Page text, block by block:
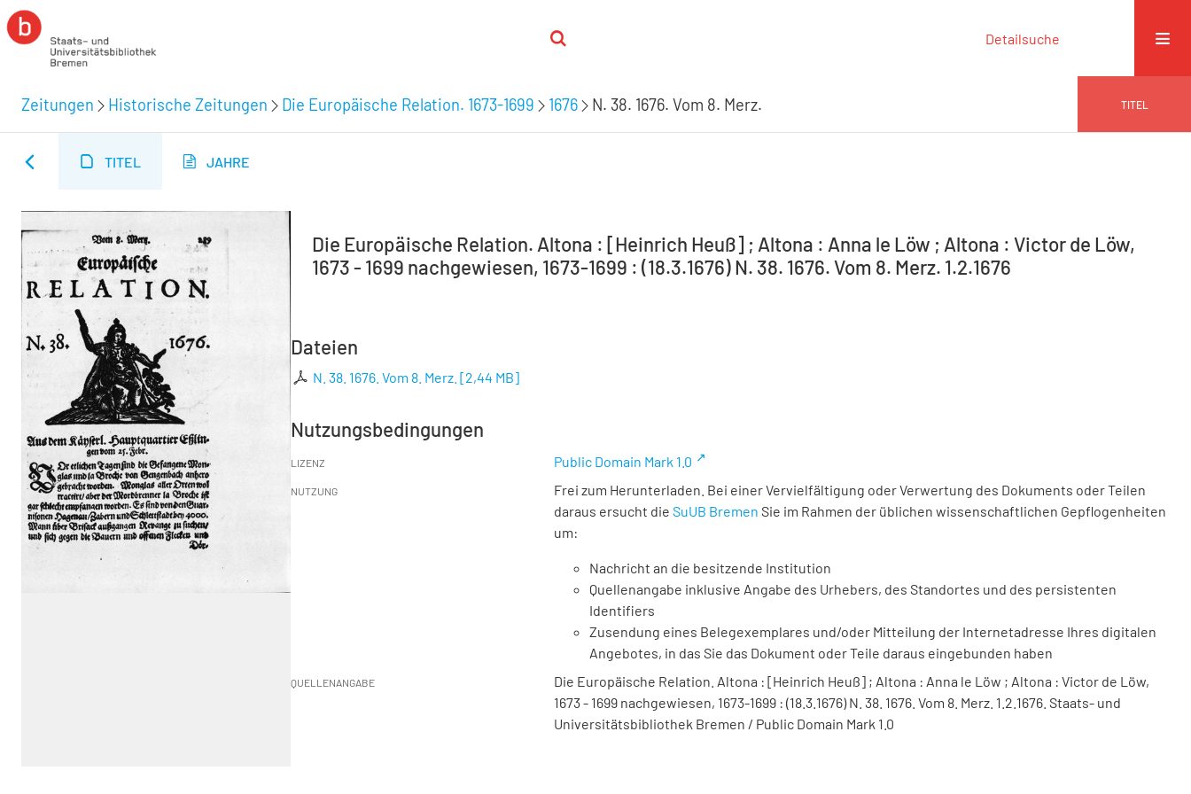
Detailsuche
Zeitungen Historische Zeitungen Die Europäische Relation. 1673-1699 1676 N. 38. 1676. Vom 8. Merz. TITEL
TITEL JAHRE
Die Europäische Relation. Altona : [Heinrich Heuß] ; Altona : Anna le Löw ; Altona : Victor de Löw,
1673 - 1699 nachgewiesen, 1673-1699 : (18.3.1676) N. 38. 1676. Vom 8. Merz. 1.2.1676
Dateien
N. 38. 1676. Vom 8. Merz. [2,44 MB]
Nutzungsbedingungen
LIZENZ Public Domain Mark 1.0
NUTZUNG
Frei zum Herunterladen. Bei einer Vervielfältigung oder Verwertung des Dokuments oder Teilen
daraus ersucht die SuUB Bremen Sie im Rahmen der üblichen wissenschaftlichen Gepflogenheiten
um:
Nachricht an die besitzende Institution
Quellenangabe inklusive Angabe des Urhebers, des Standortes und des persistenten
Identifiers
Zusendung eines Belegexemplares und/oder Mitteilung der Internetadresse Ihres digitalen
Angebotes, in das Sie das Dokument oder Teile daraus eingebunden haben
QUELLENANGABE
Die Europäische Relation. Altona : [Heinrich Heuß] ; Altona : Anna le Löw ; Altona : Victor de Löw,
1673 - 1699 nachgewiesen, 1673-1699 : (18.3.1676) N. 38. 1676. Vom 8. Merz. 1.2.1676. Staats- und
Universitätsbibliothek Bremen / Public Domain Mark 1.0